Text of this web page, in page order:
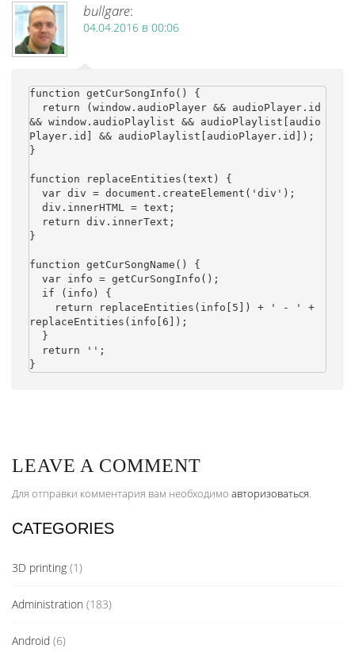
bullgare:
04.04.2016 в 00:06
function getCurSongInfo() {
&& window.audioPlaylist && audioPlaylist[audio
Player.id] && audioPlaylist[audioPlayer.id]);
}
function replaceEntities(text) {
}
function getCurSongName() {
replaceEntities(info[6]);
LEAVE A COMMENT
Для отправки комментария вам необходимо авторизоваться.
CATEGORIES
3D printing (1)
Administration (183)
Android (6)